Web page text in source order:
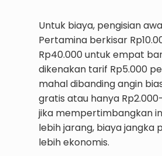
Untuk biaya, pengisian
Pertamina berkisar
Rp40.000 untuk empat
dikenakan tarif Rp5.000
mahal dibanding angin
gratis atau hanya
jika mempertimbangkan
lebih jarang, biaya jangka
lebih ekonomis.